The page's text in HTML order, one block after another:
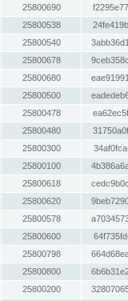
25800690
25800538
25800540
25800678
25800680
25800500
25800478
25800480
25800300
25800100
25800618
25800620
25800578
25800600
25800798
25800800
25800200